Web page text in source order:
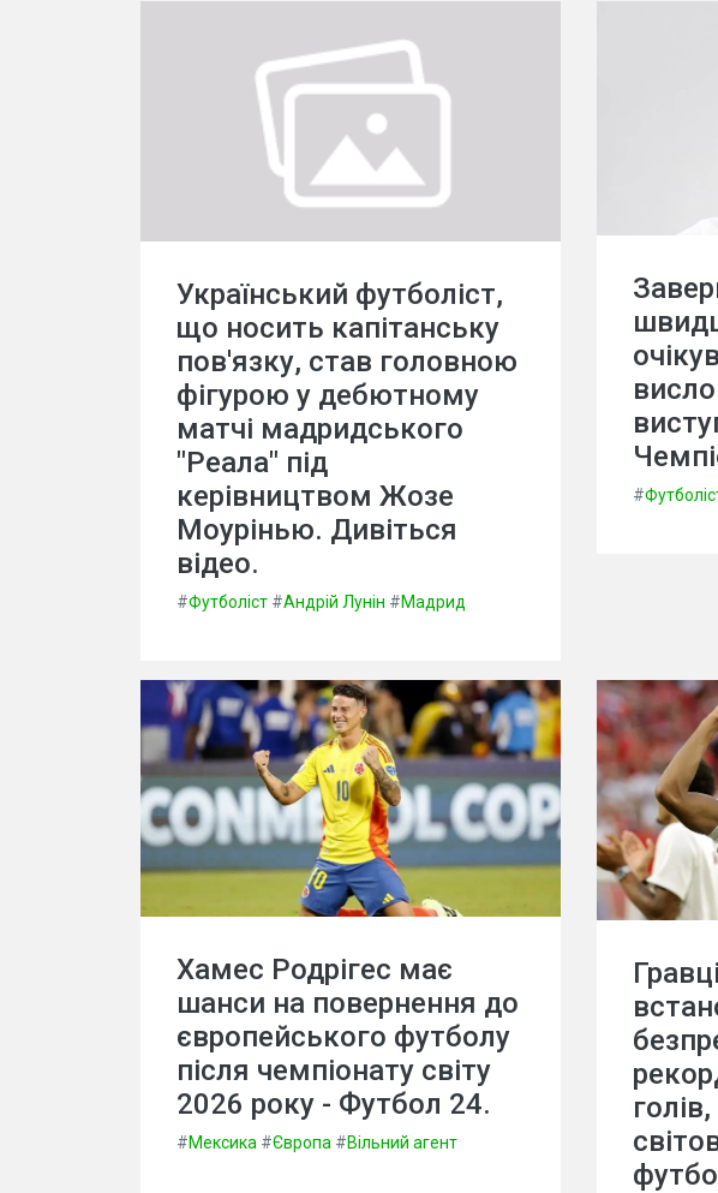
Український футболіст,
що носить капітанську
пов'язку, став головною
фігурою у дебютному
матчі мадридського
"Реала" під
керівництвом Жозе
Моурінью. Дивіться
відео.
#Футболіст #Андрій Лунін #Мадрид
#
Хамес Родрігес має
шанси на повернення до
європейського футболу
після чемпіонату світу
2026 року - Футбол 24.
#Мексика #Європа #Вільний агент